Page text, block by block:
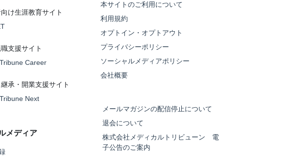
け生涯教育サイト
支援サイト
Career
承・開業支援サイト
Next
メディア
本サイトのご利用について
利用規約
オプトイン・オプトアウト
プライバシーポリシー
ソーシャルメディアポリシー
会社概要
メールマガジンの配信停止について
退会について
株式会社メディカルトリビューン 電
子公告のご案内